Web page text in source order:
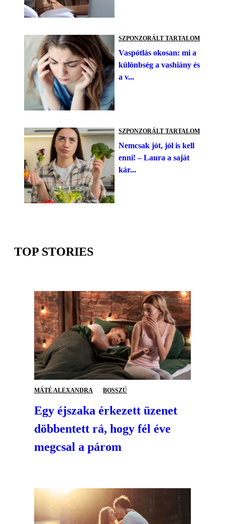
SZPONZORÁLT TARTALOM
Vaspótlás okosan: mi a
különbség a vashiány és
a v...
SZPONZORÁLT TARTALOM
Nemcsak jót, jól is kell
enni! – Laura a saját
kár...
TOP STORIES
MÁTÉ ALEXANDRA BOSSZÚ
Egy éjszaka érkezett üzenet
döbbentett rá, hogy fél éve
megcsal a párom